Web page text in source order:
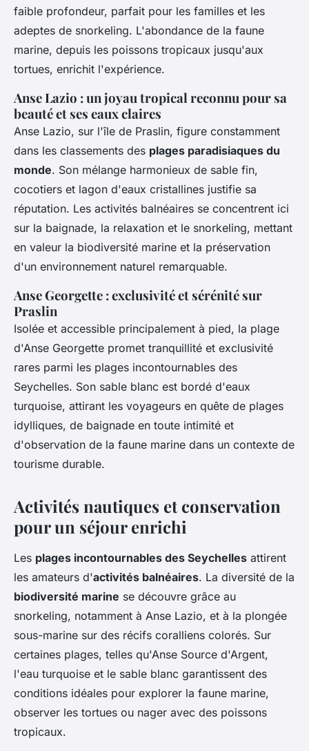
faible profondeur, parfait pour les familles et les
adeptes de snorkeling. L'abondance de la faune
marine, depuis les poissons tropicaux jusqu'aux
tortues, enrichit l'expérience.
Anse Lazio : un joyau tropical reconnu pour sa
beauté et ses eaux claires
Anse Lazio, sur l'île de Praslin, figure constamment
dans les classements des plages paradisiaques du
monde. Son mélange harmonieux de sable fin,
cocotiers et lagon d'eaux cristallines justifie sa
réputation. Les activités balnéaires se concentrent ici
sur la baignade, la relaxation et le snorkeling, mettant
en valeur la biodiversité marine et la préservation
d'un environnement naturel remarquable.
Anse Georgette : exclusivité et sérénité sur
Praslin
Isolée et accessible principalement à pied, la plage
d'Anse Georgette promet tranquillité et exclusivité
rares parmi les plages incontournables des
Seychelles. Son sable blanc est bordé d'eaux
turquoise, attirant les voyageurs en quête de plages
idylliques, de baignade en toute intimité et
d'observation de la faune marine dans un contexte de
tourisme durable.
Activités nautiques et conservation
pour un séjour enrichi
Les plages incontournables des Seychelles attirent
les amateurs d'activités balnéaires. La diversité de la
biodiversité marine se découvre grâce au
snorkeling, notamment à Anse Lazio, et à la plongée
sous-marine sur des récifs coralliens colorés. Sur
certaines plages, telles qu'Anse Source d'Argent,
l'eau turquoise et le sable blanc garantissent des
conditions idéales pour explorer la faune marine,
observer les tortues ou nager avec des poissons
tropicaux.